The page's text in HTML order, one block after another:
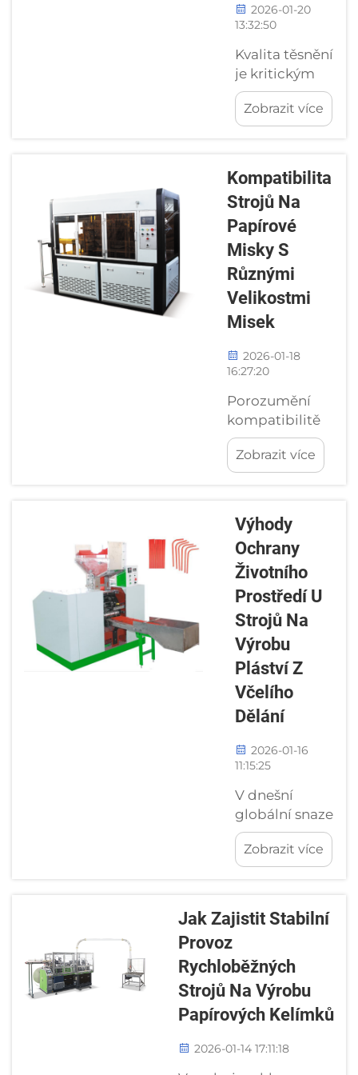
ekologického...
2026-01-20
13:32:50
Kvalita těsnění
je kritickým
faktorem
určujícím
použitelnost
papírových
kelímků –
špatná těsnění
mohou vést k
úniku kapalin,
ztrátě
produktu a
dokonce i
stížnostem
výrobce
na efektivní
výrobu je
řešení
problémů s
těsněním...
Zobrazit více
Kompatibilita
Strojů Na
Papírové
Misky S
Různými
Velikostmi
Misek
2026-01-18
16:27:20
Porozumění
kompatibilitě
strojů na
papírové misky
s různými
misek Článek
Kompatibilita
strojů na
papírové misky
s různými
velikostmi
misek se
zaměřuje na
jednu z
nejdůležitějších
obav výrobců
potravinových
obalů: zda
papírový...
Zobrazit více
Výhody
Ochrany
Životního
Prostředí U
Strojů Na
Výrobu
Pláství Z
Včelího
Dělání
2026-01-16
11:15:25
V dnešní
globální snaze
o udržitelnost
představuje
stroj na
z včelího
dělání
inovaci v
oblasti
ekologické
výroby. Tyto
stroje vyrábějí
Zobrazit více
Jak Zajistit Stabilní
Provoz
Rychloběžných
Strojů Na Výrobu
Papírových Kelímků
2026-01-14 17:11:18